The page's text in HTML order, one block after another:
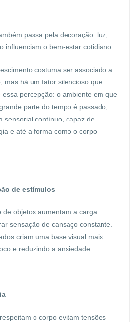
passa pela decoração: luz,
influenciam o bem-estar cotidiano.
costuma ser associado a
mas há um fator silencioso que
essa percepção: o ambiente em que
parte do tempo é passado,
sensorial contínuo, capaz de
e até a forma como o corpo
de estímulos
de objetos aumentam a carga
sensação de cansaço constante.
criam uma base visual mais
e reduzindo a ansiedade.
o corpo evitam tensões